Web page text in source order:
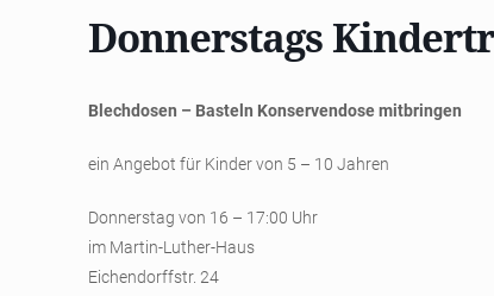
Donnerstags
Blechdosen – Basteln Konservendose mitbringen
ein Angebot für Kinder von 5 – 10 Jahren
Donnerstag von 16 – 17:00 Uhr
im Martin-Luther-Haus
Eichendorffstr. 24